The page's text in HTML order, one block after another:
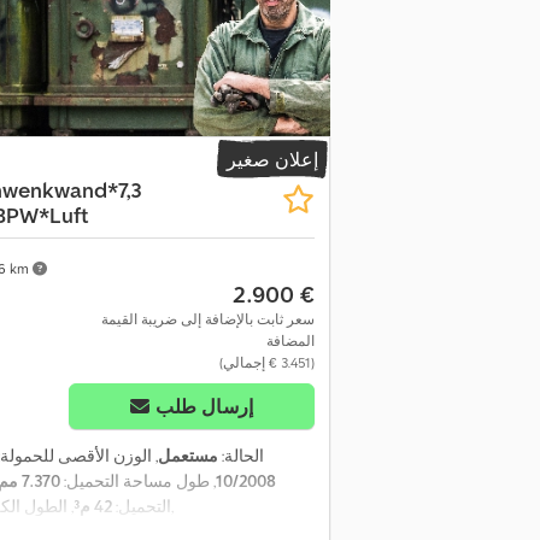
إعلان صغير
km
‏2.900 €
سعر ثابت بالإضافة إلى ضريبة القيمة
المضافة
(‏3.451 € إجمالي)
إرسال طلب
الحالة: مستعمل, الوزن الأقصى
10/2008, طول مساحة التحميل:7.370 مم
التحميل: 42 م³ , الطول ,